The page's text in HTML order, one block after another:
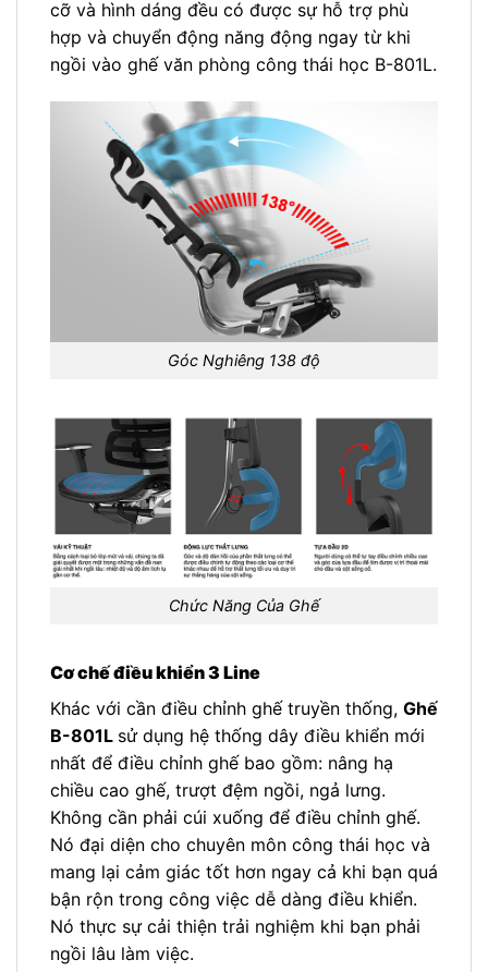
cỡ và hình dáng đều có được sự hỗ trợ phù
hợp và chuyển động năng động ngay từ khi
ngồi vào ghế văn phòng công thái học B-801L.
Góc Nghiêng 138 độ
Chức Năng Của Ghế
Cơ chế điều khiển 3 Line
Khác với cần điều chỉnh ghế truyền thống, Ghế
B-801L sử dụng hệ thống dây điều khiển mới
nhất để điều chỉnh ghế bao gồm: nâng hạ
chiều cao ghế, trượt đệm ngồi, ngả lưng.
Không cần phải cúi xuống để điều chỉnh ghế.
Nó đại diện cho chuyên môn công thái học và
mang lại cảm giác tốt hơn ngay cả khi bạn quá
bận rộn trong công việc dễ dàng điều khiển.
Nó thực sự cải thiện trải nghiệm khi bạn phải
ngồi lâu làm việc.